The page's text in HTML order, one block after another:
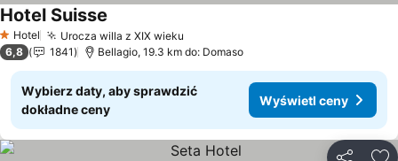
1 Kategoria
Hotel Urocza willa z XIX wieku
Hotel Suisse
6,8 1841 Bellagio, 19.3 km do: Domaso
Wybierz daty, aby sprawdzić
dokładne ceny
Wyświetl ceny